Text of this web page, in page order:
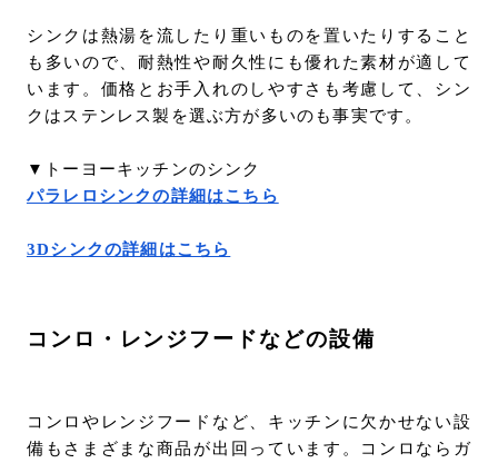
シンクは熱湯を流したり重いものを置いたりすること
も多いので、耐熱性や耐久性にも優れた素材が適して
います。価格とお手入れのしやすさも考慮して、シン
クはステンレス製を選ぶ方が多いのも事実です。
▼トーヨーキッチンのシンク
パラレロシンクの詳細はこちら
3Dシンクの詳細はこちら
コンロ・レンジフードなどの設備
コンロやレンジフードなど、キッチンに欠かせない設
備もさまざまな商品が出回っています。コンロならガ